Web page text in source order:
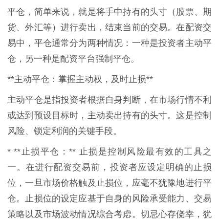
平仓，简单来说，就是将手中持有的头寸（股票、期
货、外汇等）进行卖出，结束当前的交易。在配资交
易中，平仓通常分为两种情况：一种是投资者主动平
仓，另一种是配资平台强制平仓。
**主动平仓：掌握主动权，及时止损**
主动平仓是指投资者根据自身判断，在市场行情不利
或达到预设目标时，主动卖出持有的头寸。这是控制
风险、锁定利润的关键手段。
* **止损平仓：** 止损是控制风险最有效的工具之
一。在进行配资交易前，投资者应设定明确的止损
位，一旦市场价格触及止损位，应毫不犹豫地进行平
仓。止损位的设定应基于自身的风险承受能力、交易
策略以及市场波动情况综合考虑。切忌心存侥幸，犹